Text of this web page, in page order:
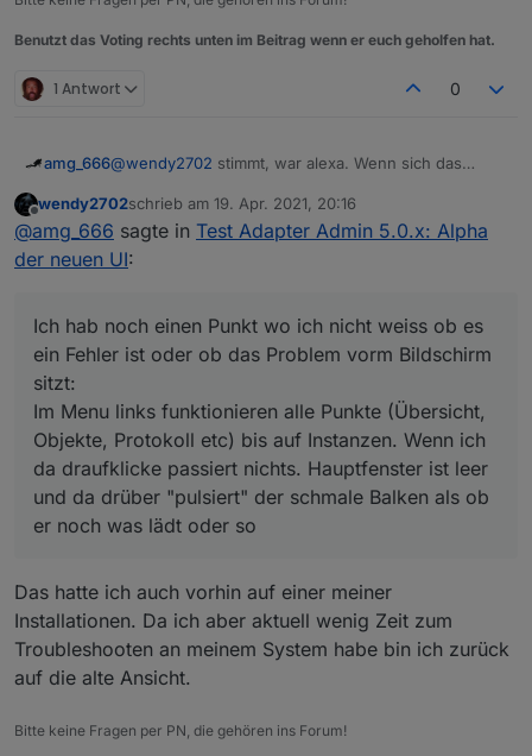
Benutzt das Voting rechts unten im Beitrag wenn er euch geholfen hat.
1 Antwort 0
amg_666@wendy2702 stimmt, war alexa. Wenn sich das
ist es ok, ist aber ein neuer Dialog, oder? Im alten
Adapter wurde installiert ohne Nachfrage.
Wahrscheinlich ist die neue Variante aber auch
Ich hab noch einen Punkt wo ich nicht weiss ob es
ein Fehler ist oder ob das Problem vorm Bildschirm
sitzt:
draufklicke passiert nichts. Hauptfenster ist leer und
da drüber "pulsiert" der schmale Balken als ob er
noch was lädt oder so
Offline
wendy2702schrieb am 19. Apr. 2021, 20:16
zuletzt editiert von
@amg_666 sagte in Test Adapter Admin 5.0.x: Alpha
der neuen UI:
Ich hab noch einen Punkt wo ich nicht weiss ob es
ein Fehler ist oder ob das Problem vorm Bildschirm
sitzt:
Im Menu links funktionieren alle Punkte (Übersicht,
Objekte, Protokoll etc) bis auf Instanzen. Wenn ich
da draufklicke passiert nichts. Hauptfenster ist leer
und da drüber "pulsiert" der schmale Balken als ob
er noch was lädt oder so
Das hatte ich auch vorhin auf einer meiner
Installationen. Da ich aber aktuell wenig Zeit zum
Troubleshooten an meinem System habe bin ich zurück
auf die alte Ansicht.
Bitte keine Fragen per PN, die gehören ins Forum!